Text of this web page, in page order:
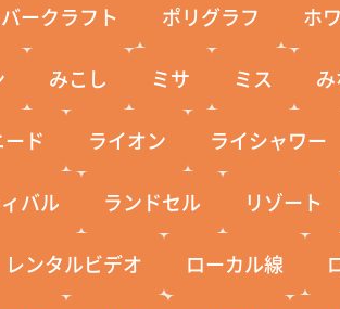
ークラフト ポリグラフ ホ
みこし ミサ ミス
ド ライオン ライシャワー
バル ランドセル リゾート
レンタルビデオ ローカル線